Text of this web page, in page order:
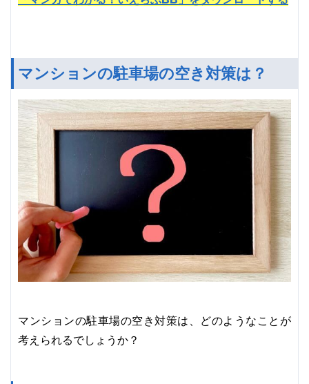
マンションの駐車場の空き対策は？
マンションの駐車場の空き対策は、どのようなことが
考えられるでしょうか？